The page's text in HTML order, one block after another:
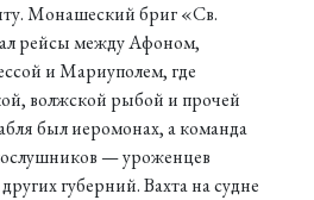
Монашеский бриг «Св.
рейсы между Афоном,
и Мариуполем, где
волжской рыбой и прочей
был иеромонах, а команда
— уроженцев
губерний. Вахта на судне